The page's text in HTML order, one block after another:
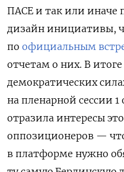
ПАСЕ и так или иначе
дизайн инициативы,
по официальным
отчетам о них. В итоге
демократических
на пленарной сессии 1
отразила интересы
оппозиционеров —
в платформе нужно